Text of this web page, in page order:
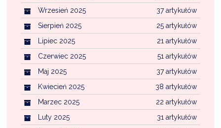
37 artykułów
Wrzesień 2025
25 artykułów
Sierpień 2025
21 artykułów
Lipiec 2025
51 artykułów
Czerwiec 2025
37 artykułów
Maj 2025
38 artykułów
Kwiecień 2025
22 artykułów
Marzec 2025
31 artykułów
Luty 2025